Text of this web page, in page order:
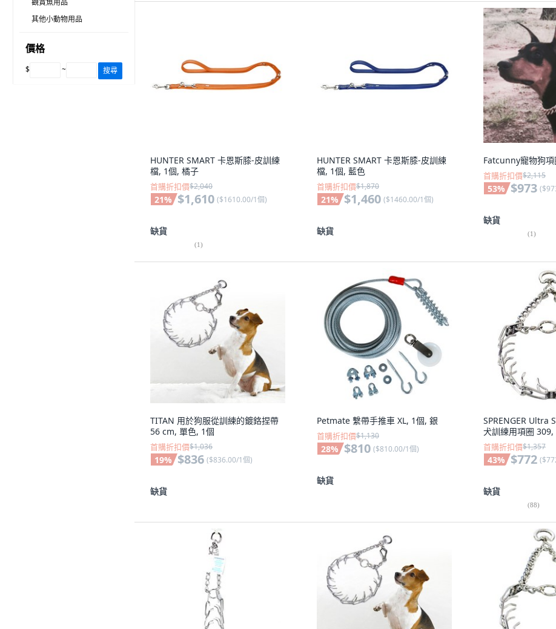
觀賞魚用品
其他小動物用品
價格
$ ~ 搜尋
HUNTER SMART 卡恩斯膝-皮訓練
檔, 1個, 橘子
首購折扣價$2,040
21% $1,610 ($1610.00/1個)
缺貨
(1)
HUNTER SMART 卡恩斯膝-皮訓練
檔, 1個, 藍色
首購折扣價$1,870
21% $1,460 ($1460.00/1個)
缺貨
Fatcunny寵物狗
首購折扣價$2,115
53% $973 (
缺貨
(1)
TITAN 用於狗服從訓練的鍍鉻捏帶
56 cm, 單色, 1個
首購折扣價$1,036
19% $836 ($836.00/1個)
缺貨
Petmate 繫帶手推車 XL, 1個, 銀
首購折扣價$1,130
28% $810 ($810.00/1個)
缺貨
SPRENGER Ultra
犬訓練用項圈
首購折扣價$1,357
43% $772 (
缺貨
(88)